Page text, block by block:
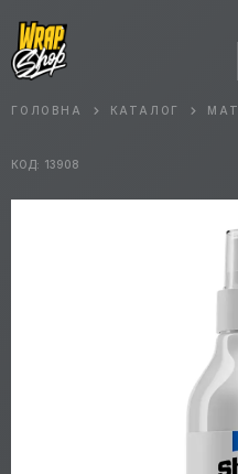
ГОЛОВНА КАТАЛОГ
КОД: 13908